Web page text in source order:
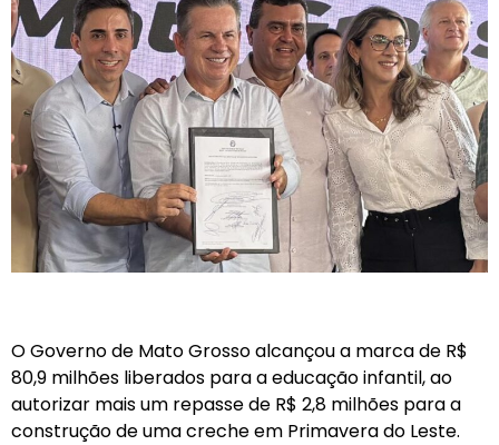
O Governo de Mato Grosso alcançou a marca de R$
80,9 milhões liberados para a educação infantil, ao
autorizar mais um repasse de R$ 2,8 milhões para a
construção de uma creche em Primavera do Leste.